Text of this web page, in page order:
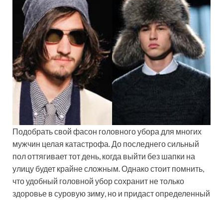
Подобрать свой фасон головного убора для многих
мужчин целая катастрофа. До последнего сильный
пол оттягивает тот день, когда выйти без шапки на
улицу будет крайне сложным. Однако стоит помнить,
что удобный головной убор сохранит не только
здоровье в суровую зиму, но и придаст определенный